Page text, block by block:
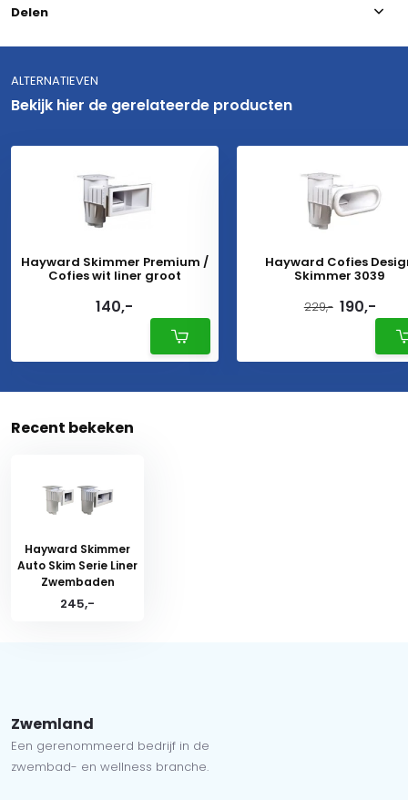
Delen
ALTERNATIEVEN
Bekijk hier de gerelateerde producten
Hayward Skimmer Premium /
Cofies wit liner groot
140,-
Hayward Cofies
Skimmer 3039
229,- 190,-
Recent bekeken
Hayward Skimmer
Auto Skim Serie Liner
Zwembaden
245,-
Zwemland
Een gerenommeerd bedrijf in de
zwembad- en wellness branche.